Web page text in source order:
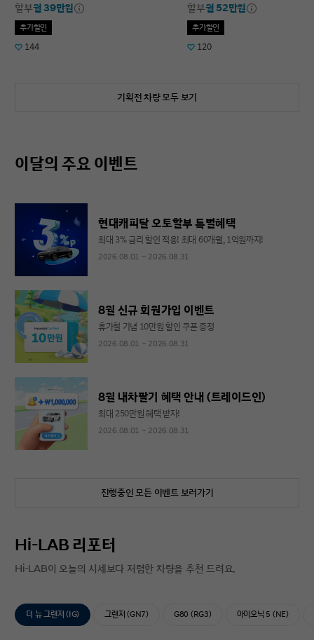
할부월 39만원
추가할인
144
할부월 52만원
추가할인
120
기획전 차량 모두 보기
이달의 주요 이벤트
현대캐피탈 오토할부 특별혜택
최대 3% 금리 할인 적용! 최대 60개월, 1억원까지!
2026.08.01 ~ 2026.08.31
8월 신규 회원가입 이벤트
휴가철 기념 10만원 할인 쿠폰 증정
2026.08.01 ~ 2026.08.31
8월 내차팔기 혜택 안내 (트레이드인)
최대 250만원 혜택 받자!
2026.08.01 ~ 2026.08.31
진행중인 모든 이벤트 보러가기
Hi-LAB 리포터
Hi-LAB이 오늘의 시세보다 저렴한 차량을 추천 드려요.
더 뉴 그랜저 (IG) 그랜저 (GN7) G80 (RG3) 아이오닉 5 (NE)